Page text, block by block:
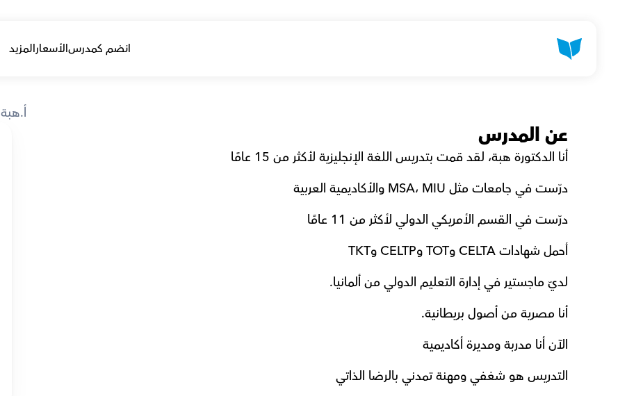
انضم كمدرسالأسعارالمزيد
أ.هبة
عن المدرس
أنا الدكتورة هبة، لقد قمت بتدريس اللغة الإنجليزية لأكثر من 15 عامًا
درّست في جامعات مثل MSA، MIU والأكاديمية العربية
درّست في القسم الأمريكي الدولي لأكثر من 11 عامًا
أحمل شهادات CELTA وTOT وCELTP وTKT
لديّ ماجستير في إدارة التعليم الدولي من ألمانيا.
أنا مصرية من أصول بريطانية.
الآن أنا مدربة ومديرة أكاديمية
التدريس هو شغفي ومهنة تمدني بالرضا الذاتي